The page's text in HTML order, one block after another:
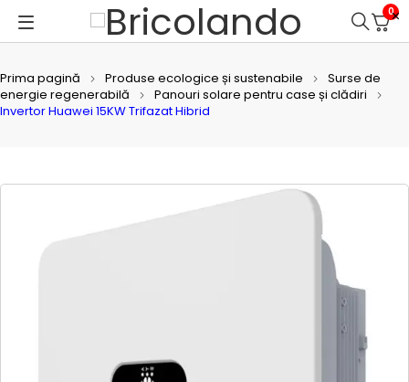
0
Prima pagină Produse ecologice și sustenabile
Surse de
energie regenerabilă
Panouri solare pentru case și clădiri
Invertor Huawei 15KW Trifazat Hibrid